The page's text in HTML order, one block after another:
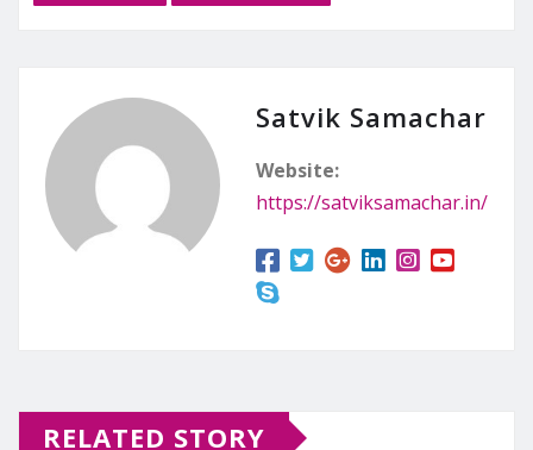
Satvik Samachar
Website:
https://satviksamachar.in/
RELATED STORY